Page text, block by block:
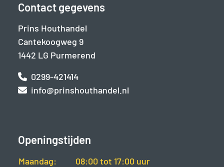
Contact gegevens
Prins Houthandel
Cantekoogweg 9
1442 LG Purmerend
0299-421414
info@prinshouthandel.nl
Openingstijden
Maandag:
08:00 tot 17:00 uur